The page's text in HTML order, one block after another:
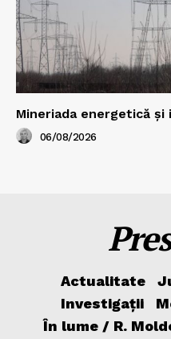
Mineriada energetică și
06/08/2026
Actualitate
Investigații
În lume / R.